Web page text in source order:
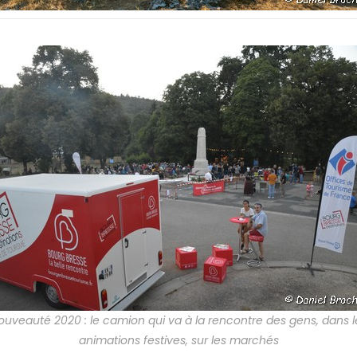
2020 : le camion qui va à la rencontre des gens, dans
animations festives, sur les marchés